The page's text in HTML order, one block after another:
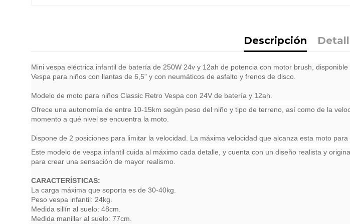
Descripción
Mini vespa eléctrica infantil de batería de 250W 24v y 12ah de potencia con motor brush, disponible
Vespa para niños con llantas de 6,5" y con neumáticos de asfalto y frenos de disco.
Modelo de moto para niños Classic Retro Vespa con 24V de batería y 12ah.
Ofrece una autonomía de entre 10-15km según peso del niño y tipo de terreno, así como de la
momento a qué nivel se encuentra la moto.
Dispone de 2 posiciones para limitar la velocidad. La máxima velocidad que alcanza esta moto
Este modelo de vespa infantil cuida al máximo cada detalle, y cuenta con un diseño realista y
para crear una sensación de mayor realismo.
CARACTERÍSTICAS:
La carga máxima que soporta es de 30-40kg.
Peso vespa infantil: 24kg.
Medida sillín al suelo: 48cm.
Medida manillar al suelo: 77cm.